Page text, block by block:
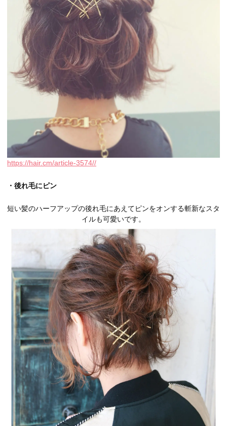
https://hair.cm/article-3574//
・後れ毛にピン
短い髪のハーフアップの後れ毛にあえてピンをオンする斬新なスタ
イルも可愛いです。